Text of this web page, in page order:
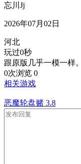
忘川Jj
2026年07月02日
河北
玩过0秒
跟原版几乎一模一样
0次浏览 0
相关游戏
恶魔轮盘赌 3.8